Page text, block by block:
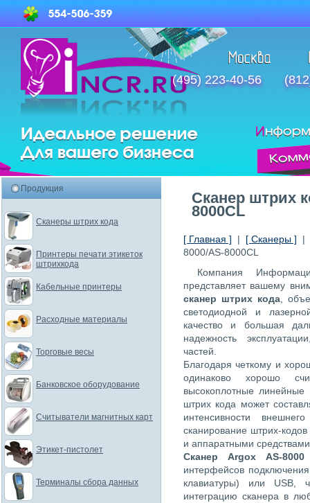
(495) 223-40-56
Cканер штрих
8000CL
[ Главная ] | [ Сканеры ] |
8000/AS-8000CL
Компания
представляет вашему
сканер штрих кода,
светодиодной и
качество и большая
надежность
частей.
Благодаря четкому и
одинаково хорошо
высокоплотные
штрих кода может
интенсивности
сканирование штрих-
и аппаратными
Сканер Argox AS-8000
интерфейсов
клавиатуры) или USB,
интеграцию сканера в
Продукция
Сканеры штрих кода
Принтеры печати этикеток
штрихкода
Кабельные принтеры
Расходные материалы
Торговые весы
Банковское оборудование
Считыватели магнитных карт
Этикет-пистолет
Терминалы сбора данных